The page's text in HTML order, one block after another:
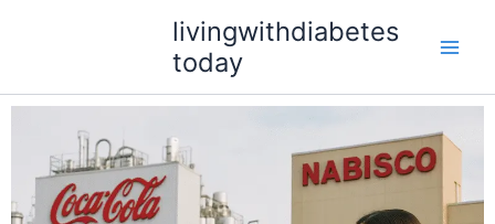
livingwithdiabetes
today